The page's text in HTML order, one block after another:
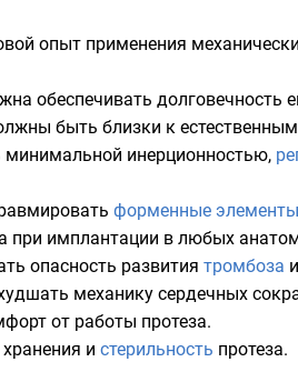
опыт применения
обеспечивать долговечность
быть близки к
инерционностью,
форменные
при имплантации в любых
опасность развития тромбоза и
механику сердечных
от работы протеза.
и стерильность протеза.